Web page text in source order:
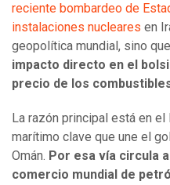
reciente bombardeo de
instalaciones nucleares en
geopolítica mundial, sino que
impacto directo en el
precio de los
La razón principal está en el
marítimo clave que une el
Omán. Por esa vía circula
comercio mundial de